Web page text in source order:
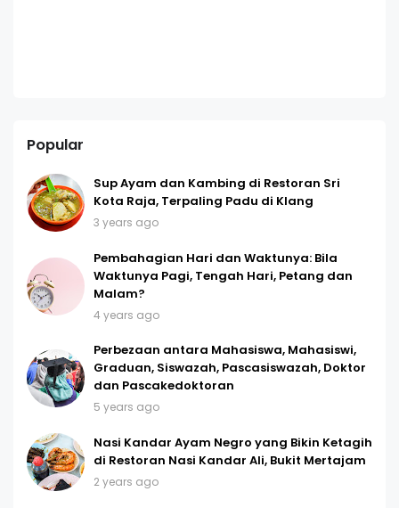
Popular
Sup Ayam dan Kambing di Restoran Sri
Kota Raja, Terpaling Padu di Klang
3 years ago
Pembahagian Hari dan Waktunya: Bila
Waktunya Pagi, Tengah Hari, Petang dan
Malam?
4 years ago
Perbezaan antara Mahasiswa, Mahasiswi,
Graduan, Siswazah, Pascasiswazah, Doktor
dan Pascakedoktoran
5 years ago
Nasi Kandar Ayam Negro yang Bikin Ketagih
di Restoran Nasi Kandar Ali, Bukit Mertajam
2 years ago